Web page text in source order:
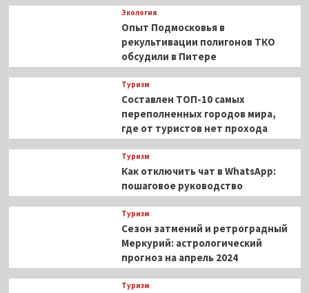
Экология
Опыт Подмосковья в
рекультивации полигонов ТКО
обсудили в Питере
Туризм
Составлен ТОП-10 самых
переполненных городов мира,
где от туристов нет прохода
Туризм
Как отключить чат в WhatsApp:
пошаговое руководство
Туризм
Сезон затмений и ретроградный
Меркурий: астрологический
прогноз на апрель 2024
Туризм